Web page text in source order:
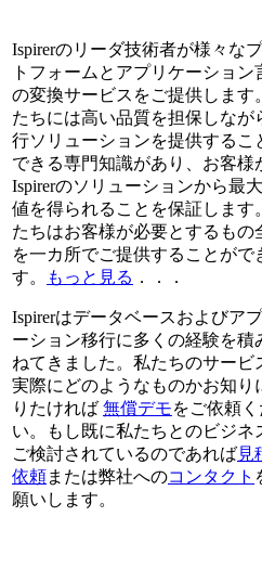
Ispirerのリーダ技術者が様々な
トフォームとアプリケーション
の変換サービスをご提供します
たちには高い品質を担保しなが
行ソリューションを提供するこ
できる専門知識があり、お客様
Ispirerのソリューションから最
値を得られることを保証します
たちはお客様が必要とするもの
を一カ所でご提供することがで
す。
もっと見る ．．．
Ispirerはデータベースおよびア
ーション移行に多くの経験を積
ねてきました。私たちのサービ
実際にどのようなものかお知り
りたければ 無償デモをご依頼く
い。もし既に私たちとのビジネ
ご検討されているのであれば見
依頼または弊社へのコンタクト
願いします。